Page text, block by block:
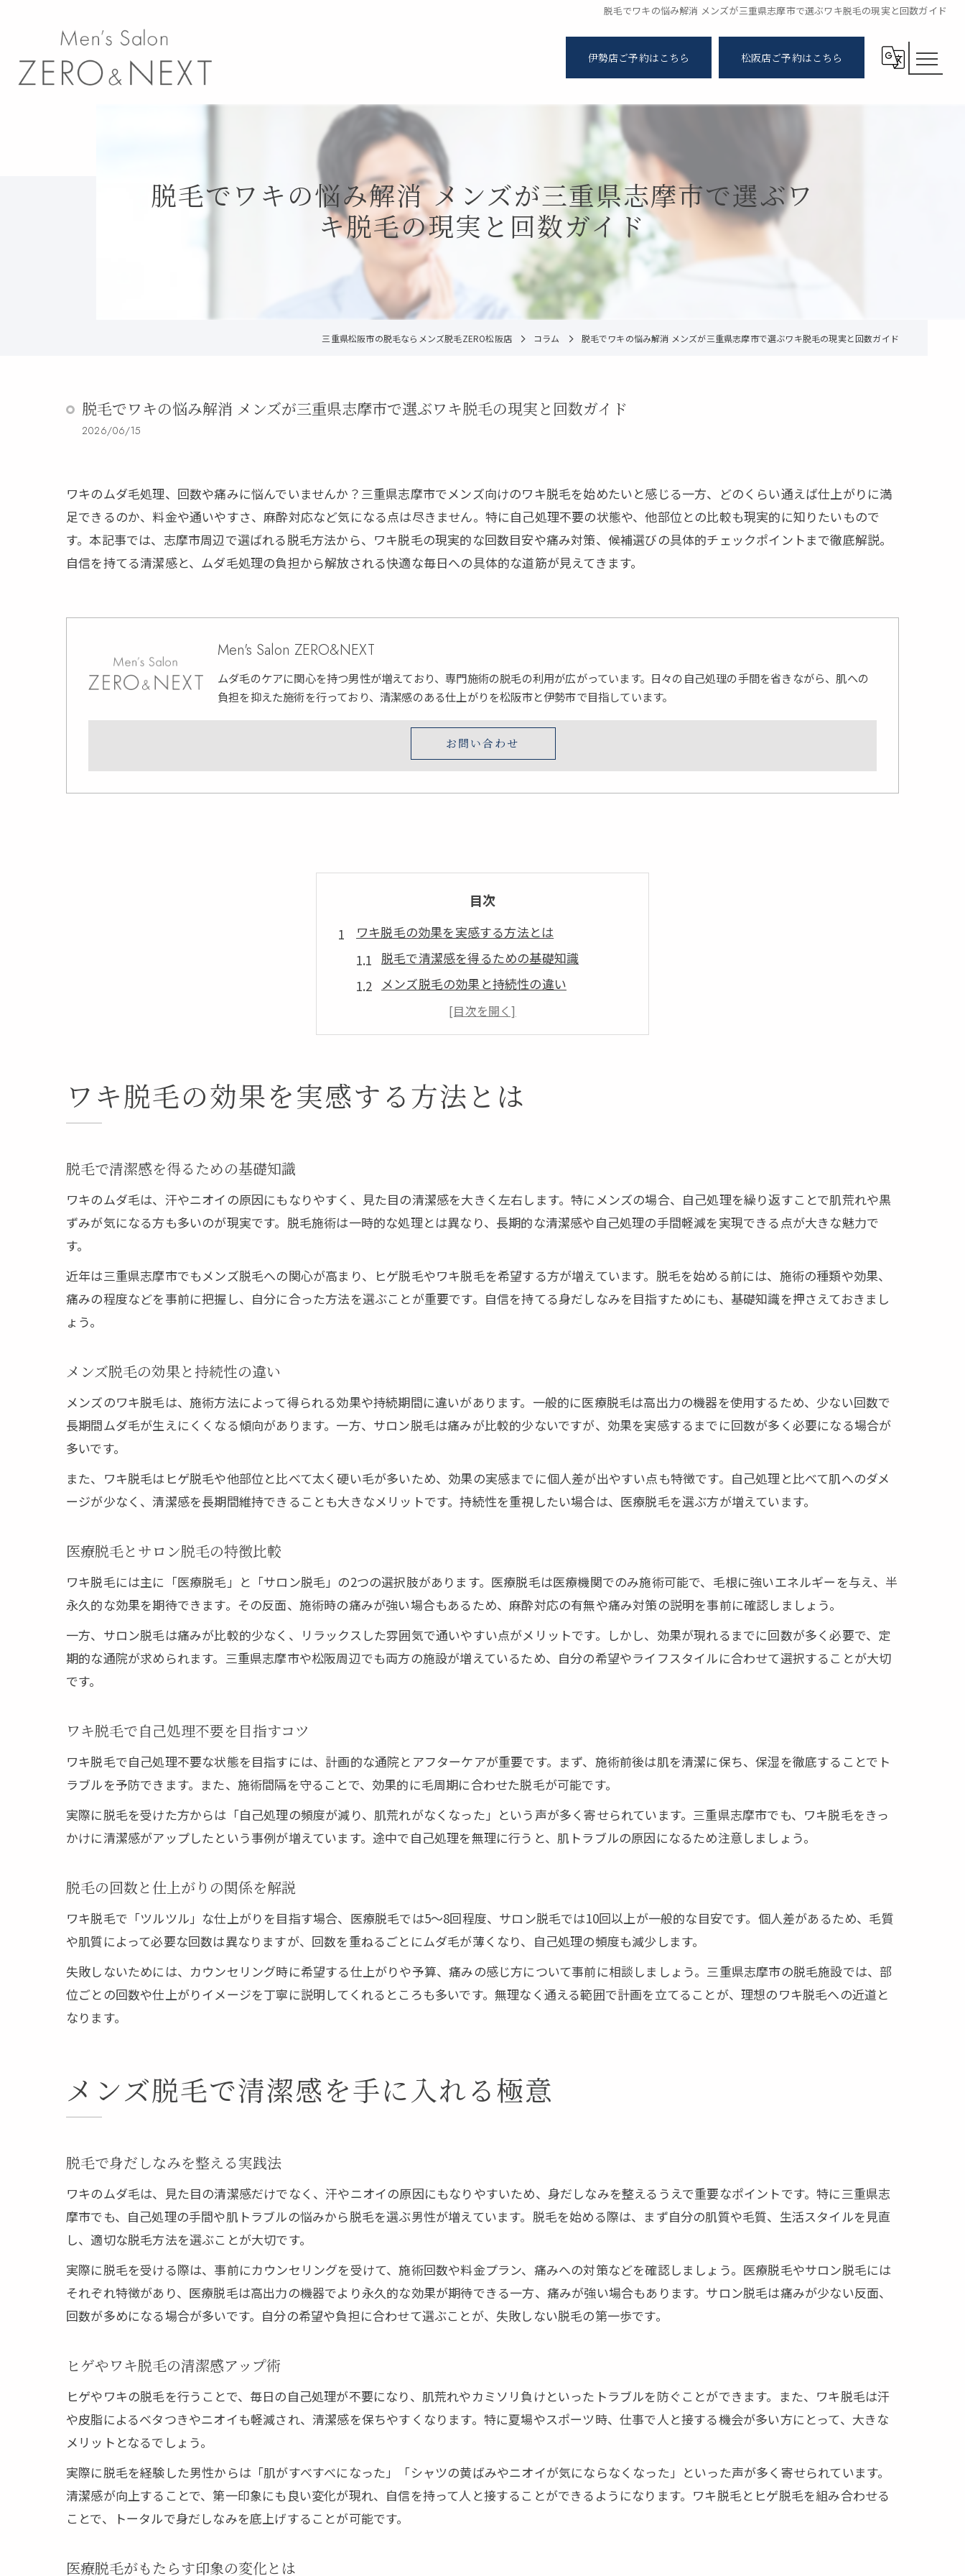
脱毛でワキの悩み解消 メンズが三重県志摩市で選ぶワキ脱毛の現実と回数ガイド
伊勢店ご予約はこちら 松阪店ご予約はこちら
脱毛でワキの悩み解消 メンズが三重県志摩市で選ぶワ
キ脱毛の現実と回数ガイド
三重県松阪市の脱毛ならメンズ脱毛ZERO松阪店 コラム 脱毛でワキの悩み解消 メンズが三重県志摩市で選ぶワキ脱毛の現実と回数ガイド
脱毛でワキの悩み解消 メンズが三重県志摩市で選ぶワキ脱毛の現実と回数ガイド
2026/06/15
ワキのムダ毛処理、回数や痛みに悩んでいませんか？三重県志摩市でメンズ向けのワキ脱毛を始めたいと感じる一方、どのくらい通えば仕上がりに満
足できるのか、料金や通いやすさ、麻酔対応など気になる点は尽きません。特に自己処理不要の状態や、他部位との比較も現実的に知りたいもので
す。本記事では、志摩市周辺で選ばれる脱毛方法から、ワキ脱毛の現実的な回数目安や痛み対策、候補選びの具体的チェックポイントまで徹底解説。
自信を持てる清潔感と、ムダ毛処理の負担から解放される快適な毎日への具体的な道筋が見えてきます。
Men's Salon ZERO&NEXT
ムダ毛のケアに関心を持つ男性が増えており、専門施術の脱毛の利用が広がっています。日々の自己処理の手間を省きながら、肌への
負担を抑えた施術を行っており、清潔感のある仕上がりを松阪市と伊勢市で目指しています。
お問い合わせ
目次
ワキ脱毛の効果を実感する方法とは
脱毛で清潔感を得るための基礎知識
メンズ脱毛の効果と持続性の違い
医療脱毛とサロン脱毛の特徴比較
ワキ脱毛で自己処理不要を目指すコツ
メンズ脱毛で清潔感を手に入れる極意
脱毛で身だしなみを整える実践法
通いやすさ重視の脱毛店舗選び方
メンズ脱毛で自信がつく理由を紹介
ワキ脱毛の最適な回数目安を知ろう
痛みを抑える脱毛の工夫と対策方法
仕上がりに差がつく医療脱毛の選び方ガイド
医療脱毛で選ぶべき重要ポイント
施術スタッフや個室環境も重要な理由
追加費用やアフターケアの確認方法
自己処理卒業のために知るべき脱毛効果
メンズ脱毛で楽になる日常の変化とは
回数と自己処理不要の関係を解説
ヒゲやVIO脱毛との違いを比較解説
ワキ・ヒゲ脱毛で得られる自信と変化
痛みや不安を減らすための最新知識
日常生活が楽になる脱毛の魅力とは
脱毛体験から得られたリアルな感想集
ワキ脱毛の効果を実感する方法とは
脱毛で清潔感を得るための基礎知識
ワキのムダ毛は、汗やニオイの原因にもなりやすく、見た目の清潔感を大きく左右します。特にメンズの場合、自己処理を繰り返すことで肌荒れや黒
ずみが気になる方も多いのが現実です。脱毛施術は一時的な処理とは異なり、長期的な清潔感や自己処理の手間軽減を実現できる点が大きな魅力で
す。
近年は三重県志摩市でもメンズ脱毛への関心が高まり、ヒゲ脱毛やワキ脱毛を希望する方が増えています。脱毛を始める前には、施術の種類や効果、
痛みの程度などを事前に把握し、自分に合った方法を選ぶことが重要です。自信を持てる身だしなみを目指すためにも、基礎知識を押さえておきまし
ょう。
メンズ脱毛の効果と持続性の違い
メンズのワキ脱毛は、施術方法によって得られる効果や持続期間に違いがあります。一般的に医療脱毛は高出力の機器を使用するため、少ない回数で
長期間ムダ毛が生えにくくなる傾向があります。一方、サロン脱毛は痛みが比較的少ないですが、効果を実感するまでに回数が多く必要になる場合が
多いです。
また、ワキ脱毛はヒゲ脱毛や他部位と比べて太く硬い毛が多いため、効果の実感までに個人差が出やすい点も特徴です。自己処理と比べて肌へのダメ
ージが少なく、清潔感を長期間維持できることも大きなメリットです。持続性を重視したい場合は、医療脱毛を選ぶ方が増えています。
医療脱毛とサロン脱毛の特徴比較
ワキ脱毛には主に「医療脱毛」と「サロン脱毛」の2つの選択肢があります。医療脱毛は医療機関でのみ施術可能で、毛根に強いエネルギーを与え、半
永久的な効果を期待できます。その反面、施術時の痛みが強い場合もあるため、麻酔対応の有無や痛み対策の説明を事前に確認しましょう。
一方、サロン脱毛は痛みが比較的少なく、リラックスした雰囲気で通いやすい点がメリットです。しかし、効果が現れるまでに回数が多く必要で、定
期的な通院が求められます。三重県志摩市や松阪周辺でも両方の施設が増えているため、自分の希望やライフスタイルに合わせて選択することが大切
です。
ワキ脱毛で自己処理不要を目指すコツ
ワキ脱毛で自己処理不要な状態を目指すには、計画的な通院とアフターケアが重要です。まず、施術前後は肌を清潔に保ち、保湿を徹底することでト
ラブルを予防できます。また、施術間隔を守ることで、効果的に毛周期に合わせた脱毛が可能です。
実際に脱毛を受けた方からは「自己処理の頻度が減り、肌荒れがなくなった」という声が多く寄せられています。三重県志摩市でも、ワキ脱毛をきっ
かけに清潔感がアップしたという事例が増えています。途中で自己処理を無理に行うと、肌トラブルの原因になるため注意しましょう。
脱毛の回数と仕上がりの関係を解説
ワキ脱毛で「ツルツル」な仕上がりを目指す場合、医療脱毛では5〜8回程度、サロン脱毛では10回以上が一般的な目安です。個人差があるため、毛質
や肌質によって必要な回数は異なりますが、回数を重ねるごとにムダ毛が薄くなり、自己処理の頻度も減少します。
失敗しないためには、カウンセリング時に希望する仕上がりや予算、痛みの感じ方について事前に相談しましょう。三重県志摩市の脱毛施設では、部
位ごとの回数や仕上がりイメージを丁寧に説明してくれるところも多いです。無理なく通える範囲で計画を立てることが、理想のワキ脱毛への近道と
なります。
メンズ脱毛で清潔感を手に入れる極意
脱毛で身だしなみを整える実践法
ワキのムダ毛は、見た目の清潔感だけでなく、汗やニオイの原因にもなりやすいため、身だしなみを整えるうえで重要なポイントです。特に三重県志
摩市でも、自己処理の手間や肌トラブルの悩みから脱毛を選ぶ男性が増えています。脱毛を始める際は、まず自分の肌質や毛質、生活スタイルを見直
し、適切な脱毛方法を選ぶことが大切です。
実際に脱毛を受ける際は、事前にカウンセリングを受けて、施術回数や料金プラン、痛みへの対策などを確認しましょう。医療脱毛やサロン脱毛には
それぞれ特徴があり、医療脱毛は高出力の機器でより永久的な効果が期待できる一方、痛みが強い場合もあります。サロン脱毛は痛みが少ない反面、
回数が多めになる場合が多いです。自分の希望や負担に合わせて選ぶことが、失敗しない脱毛の第一歩です。
ヒゲやワキ脱毛の清潔感アップ術
ヒゲやワキの脱毛を行うことで、毎日の自己処理が不要になり、肌荒れやカミソリ負けといったトラブルを防ぐことができます。また、ワキ脱毛は汗
や皮脂によるベタつきやニオイも軽減され、清潔感を保ちやすくなります。特に夏場やスポーツ時、仕事で人と接する機会が多い方にとって、大きな
メリットとなるでしょう。
実際に脱毛を経験した男性からは「肌がすべすべになった」「シャツの黄ばみやニオイが気にならなくなった」といった声が多く寄せられています。
清潔感が向上することで、第一印象にも良い変化が現れ、自信を持って人と接することができるようになります。ワキ脱毛とヒゲ脱毛を組み合わせる
ことで、トータルで身だしなみを底上げすることが可能です。
医療脱毛がもたらす印象の変化とは